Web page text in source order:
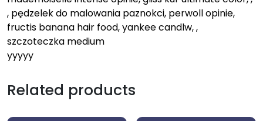
, pędzelek do malowania paznokci, perwoll opinie,
fructis banana hair food, yankee candlw, ,
szczoteczka medium
yyyyy
Related products